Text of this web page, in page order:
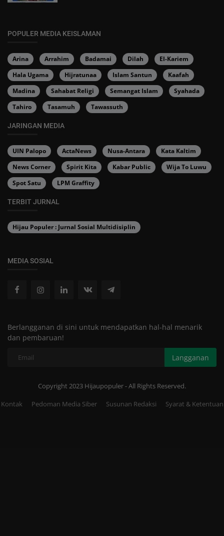
POPULER MEDIA KEISLAMAN
Arina Arrahim Badamai Dilah
El-Kariem
Hala Ugama
Hijratunaa Islam Santun
Kaafah
Madina
Sahabat Religi Semangat Islam
Syahada
Tahiro
Tasamuh Tawassuth
JARINGAN MEDIA
UIN Palopo ActaNews Nusa-Antara
Kata Kaltim
News Corner
Spirit Kita Kabar Public
Wija To Luwu
Spot Satu
LPM Graffity
TERBIT JURNAL
Hijau Populer : Jurnal Sosial Multidisiplin
MEDIA SOSIAL
Berlangganan di sini untuk mendapatkan hal-hal menarik
dan pembaruan!
Langganan
Copyright 2023 Hijaupopuler - All Rights Reserved.
Kontak
Pedoman Media Siber Susunan Redaksi Syarat & Ketentuan